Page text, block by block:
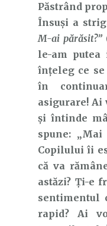
Păstrând
Însuși a
M-ai părăsit?”
le-am putea
înțeleg ce se
în
asigurare! Ai
și întinde
spune: „Mai
Copilului îi
că va
astăzi? Ți-e
sentimentul
rapid? Ai